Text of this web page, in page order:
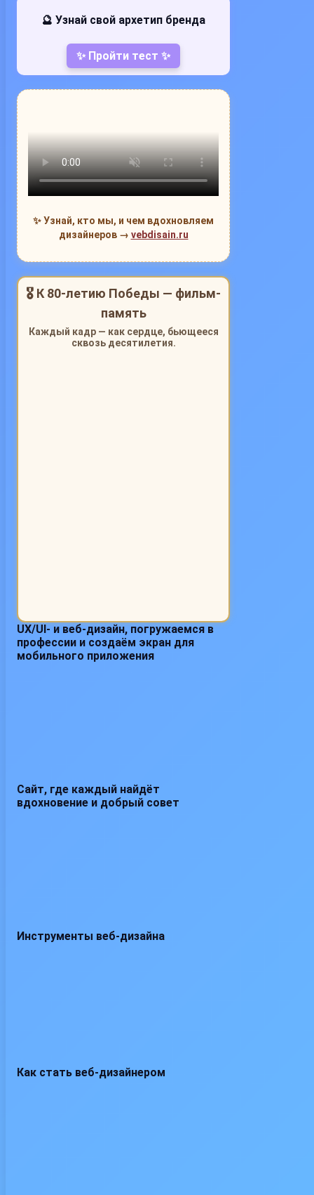
🔮 Узнай свой архетип бренда
✨ Пройти тест ✨
✨ Узнай, кто мы, и чем вдохновляем
дизайнеров → vebdisain.ru
🎖 К 80-летию Победы — фильм-
память
Каждый кадр — как сердце, бьющееся
сквозь десятилетия.
UX/UI- и веб-дизайн, погружаемся в
профессии и создаём экран для
мобильного приложения
Сайт, где каждый найдёт
вдохновение и добрый совет
Инструменты веб-дизайна
Как стать веб-дизайнером